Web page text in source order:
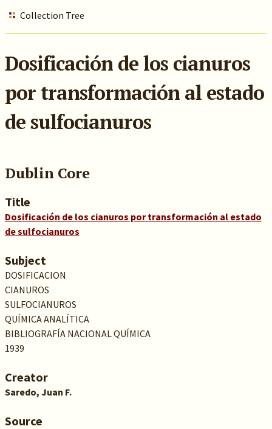
Collection Tree
Dosificación de los cianuros
por transformación al estado
de sulfocianuros
Dublin Core
Title
Dosificación de los cianuros por transformación al estado
de sulfocianuros
Subject
DOSIFICACION
CIANUROS
SULFOCIANUROS
QUÍMICA ANALÍTICA
BIBLIOGRAFÍA NACIONAL QUÍMICA
1939
Creator
Saredo, Juan F.
Source